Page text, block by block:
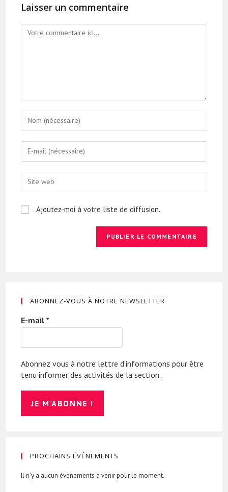
Laisser un commentaire
Ajoutez-moi à votre liste de diffusion.
ABONNEZ-VOUS À NOTRE NEWSLETTER
E-mail *
Abonnez vous à notre lettre d'informations pour être
tenu informer des activités de la section .
PROCHAINS ÉVÉNEMENTS
Il n’y a aucun évènements à venir pour le moment.